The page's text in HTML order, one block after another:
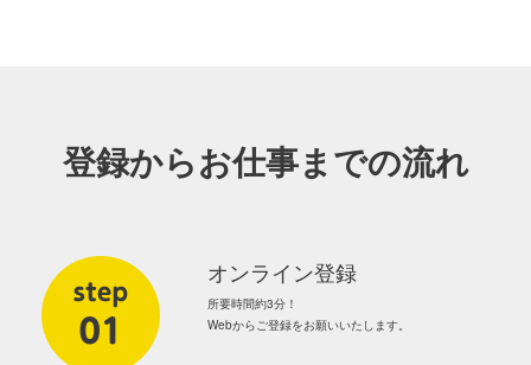
登録からお仕事までの流れ
オンライン登録
所要時間約3分！
Webからご登録をお願いいたします。